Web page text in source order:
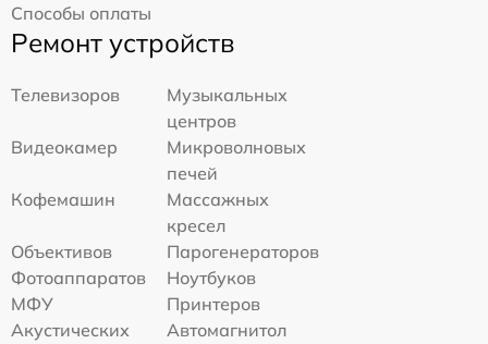
Способы оплаты
Ремонт устройств
Телевизоров
Музыкальных
центров
Видеокамер
Микроволновых
печей
Кофемашин
Массажных
кресел
Объективов
Парогенераторов
Фотоаппаратов
Ноутбуков
МФУ
Принтеров
Акустических
Автомагнитол